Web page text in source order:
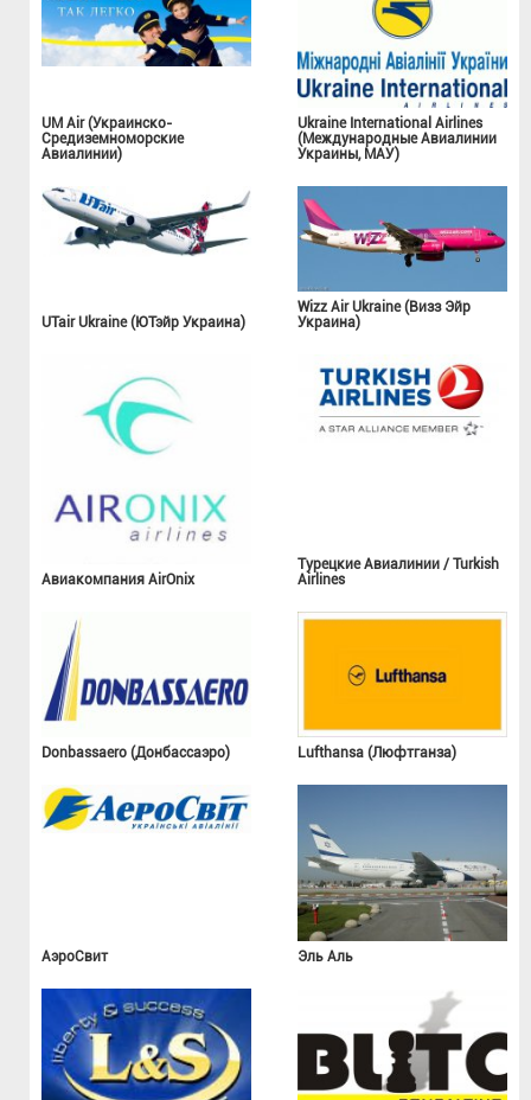
UM Air (Украинско-
Средиземноморские
Авиалинии)
Ukraine International Airlines
(Международные Авиалинии
Украины, МАУ)
UTair Ukraine (ЮТэйр Украина)
Wizz Air Ukraine (Визз Эйр
Украина)
Авиакомпания AirOnix
Турецкие Авиалинии / Turkish
Airlines
Donbassaero (Донбассаэро) Lufthansa (Люфтганза)
АэроСвит Эль Аль